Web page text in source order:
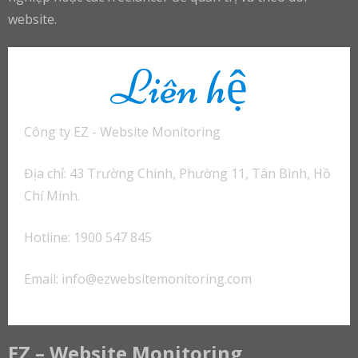
website.
Liên hệ
Công ty EZ - Website Monitoring
Địa chỉ: 43 Trường Chinh, Phường 11, Tân Bình, Hồ
Chí Minh.
Hotline: 1900 547 845
Email: info@ezwebsitemonitoring.com